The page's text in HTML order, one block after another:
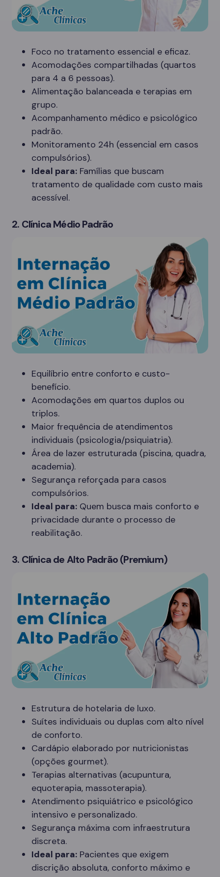
Foco no tratamento essencial e eficaz.
Acomodações compartilhadas (quartos
para 4 a 6 pessoas).
Alimentação balanceada e terapias em
grupo.
Acompanhamento médico e psicológico
padrão.
Monitoramento 24h (essencial em casos
compulsórios).
Ideal para: Famílias que buscam
tratamento de qualidade com custo mais
acessível.
2. Clínica Médio Padrão
Equilíbrio entre conforto e custo-
benefício.
Acomodações em quartos duplos ou
triplos.
Maior frequência de atendimentos
individuais (psicologia/psiquiatria).
Área de lazer estruturada (piscina, quadra,
academia).
Segurança reforçada para casos
compulsórios.
Ideal para: Quem busca mais conforto e
privacidade durante o processo de
reabilitação.
3. Clínica de Alto Padrão (Premium)
Estrutura de hotelaria de luxo.
Suítes individuais ou duplas com alto nível
de conforto.
Cardápio elaborado por nutricionistas
(opções gourmet).
Terapias alternativas (acupuntura,
equoterapia, massoterapia).
Atendimento psiquiátrico e psicológico
intensivo e personalizado.
Segurança máxima com infraestrutura
discreta.
Ideal para: Pacientes que exigem
discrição absoluta, conforto máximo e